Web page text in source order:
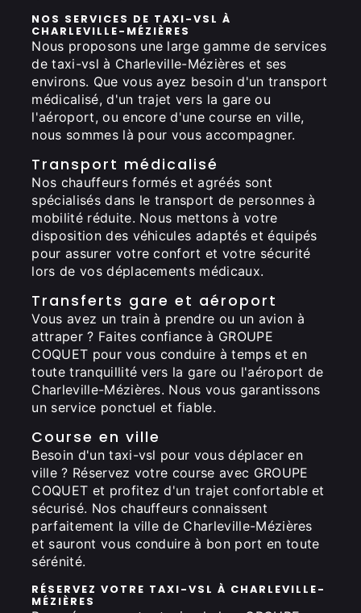
NOS SERVICES DE TAXI-VSL À
CHARLEVILLE-MÉZIÈRES
Nous proposons une large gamme de services
de taxi-vsl à Charleville-Mézières et ses
environs. Que vous ayez besoin d'un transport
médicalisé, d'un trajet vers la gare ou
l'aéroport, ou encore d'une course en ville,
nous sommes là pour vous accompagner.
Transport médicalisé
Nos chauffeurs formés et agréés sont
spécialisés dans le transport de personnes à
mobilité réduite. Nous mettons à votre
disposition des véhicules adaptés et équipés
pour assurer votre confort et votre sécurité
lors de vos déplacements médicaux.
Transferts gare et aéroport
Vous avez un train à prendre ou un avion à
attraper ? Faites confiance à GROUPE
COQUET pour vous conduire à temps et en
toute tranquillité vers la gare ou l'aéroport de
Charleville-Mézières. Nous vous garantissons
un service ponctuel et fiable.
Course en ville
Besoin d'un taxi-vsl pour vous déplacer en
ville ? Réservez votre course avec GROUPE
COQUET et profitez d'un trajet confortable et
sécurisé. Nos chauffeurs connaissent
parfaitement la ville de Charleville-Mézières
et sauront vous conduire à bon port en toute
sérénité.
RÉSERVEZ VOTRE TAXI-VSL À CHARLEVILLE-
MÉZIÈRES